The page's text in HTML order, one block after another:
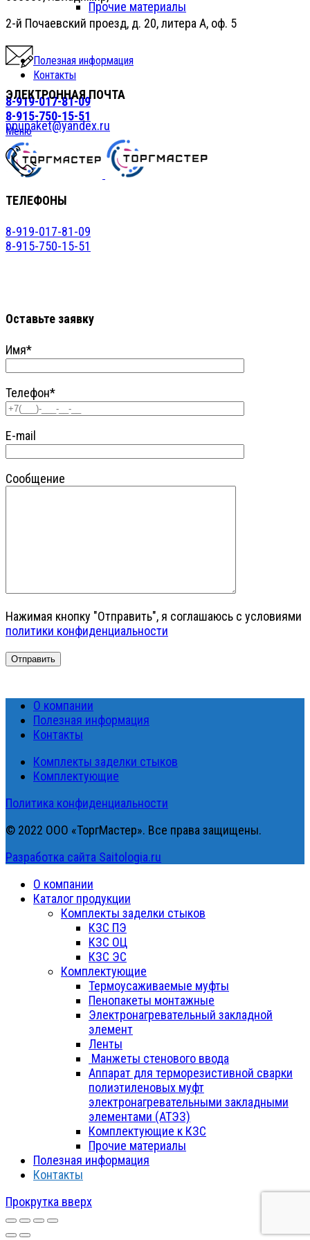
Прочие материалы
Полезная информация
Контакты
8-919-017-81-09
8-915-750-15-51
Меню
2-й Почаевский проезд, д. 20, литера А, оф. 5
ЭЛЕКТРОННАЯ ПОЧТА
ppupaket@yandex.ru
ТЕЛЕФОНЫ
8-919-017-81-09
8-915-750-15-51
Оставьте заявку
Имя*
Телефон*
E-mail
Сообщение
Нажимая кнопку "Отправить", я соглашаюсь с условиями
политики конфиденциальности
О компании
Полезная информация
Контакты
Комплекты заделки стыков
Комплектующие
Политика конфиденциальности
© 2022 ООО «ТоргМастер». Все права защищены.
Разработка сайта Saitologia.ru
О компании
Каталог продукции
Комплекты заделки стыков
КЗС ПЭ
КЗС ОЦ
КЗС ЭС
Комплектующие
Термоусаживаемые муфты
Пенопакеты монтажные
Электронагревательный закладной
элемент
Ленты
Манжеты стенового ввода
Аппарат для терморезистивной сварки
полиэтиленовых муфт
электронагревательными закладными
элементами (АТЭЗ)
Комплектующие к КЗС
Прочие материалы
Полезная информация
Контакты
Прокрутка вверх